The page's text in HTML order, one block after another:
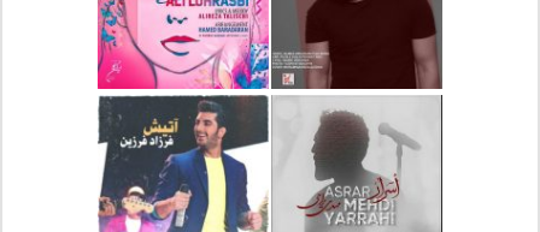
دانلود آهنگ جدید رضا
بهرام بنام نگار
دانلود آهنگ جدید علی
لهراسبی بنام صورت